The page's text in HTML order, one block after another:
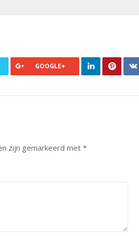
GOOGLE+
zijn gemarkeerd met *